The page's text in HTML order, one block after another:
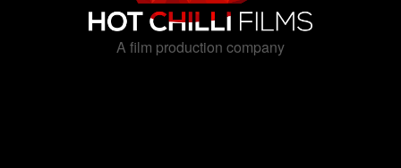
A film production company